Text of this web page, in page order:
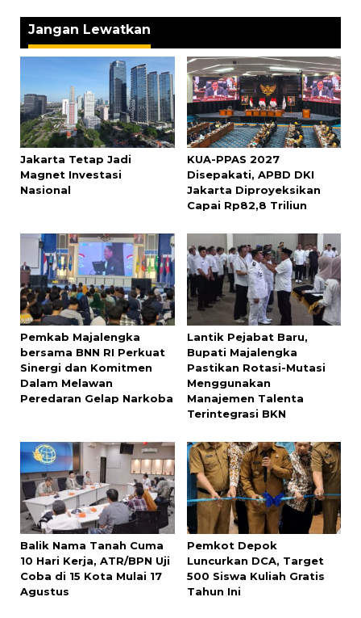
Jangan Lewatkan
Jakarta Tetap Jadi
Magnet Investasi
Nasional
KUA-PPAS 2027
Disepakati, APBD DKI
Jakarta Diproyeksikan
Capai Rp82,8 Triliun
Pemkab Majalengka
bersama BNN RI Perkuat
Sinergi dan Komitmen
Dalam Melawan
Peredaran Gelap Narkoba
Lantik Pejabat Baru,
Bupati Majalengka
Pastikan Rotasi-Mutasi
Menggunakan
Manajemen Talenta
Terintegrasi BKN
Balik Nama Tanah Cuma
10 Hari Kerja, ATR/BPN Uji
Coba di 15 Kota Mulai 17
Agustus
Pemkot Depok
Luncurkan DCA, Target
500 Siswa Kuliah Gratis
Tahun Ini